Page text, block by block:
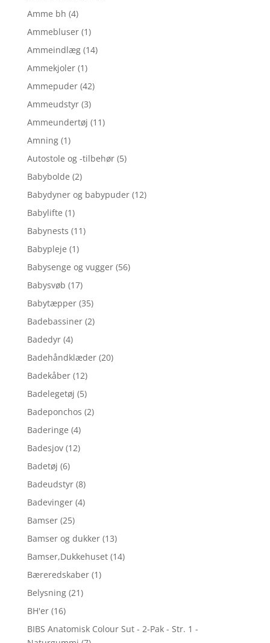
Amme bh (4)
Ammebluser (1)
Ammeindlæg (14)
Ammekjoler (1)
Ammepuder (42)
Ammeudstyr (3)
Ammeundertøj (11)
Amning (1)
Autostole og -tilbehør (5)
Babybolde (2)
Babydyner og babypuder (12)
Babylifte (1)
Babynests (11)
Babypleje (1)
Babysenge og vugger (56)
Babysvøb (17)
Babytæpper (35)
Badebassiner (2)
Badedyr (4)
Badehåndklæder (20)
Badekåber (12)
Badelegetøj (5)
Badeponchos (2)
Baderinge (4)
Badesjov (12)
Badetøj (6)
Badeudstyr (8)
Badevinger (4)
Bamser (25)
Bamser og dukker (13)
Bamser,Dukkehuset (14)
Bæreredskaber (1)
Belysning (21)
BH'er (16)
BIBS Anatomisk Colour Sut - 2-Pak - Str. 1 -